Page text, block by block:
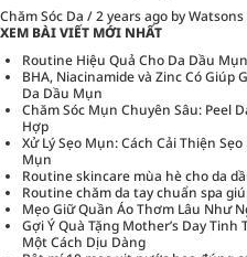
Chăm Sóc Da /2 years ago by
XEM BÀI VIẾT MỚI NHẤT
Routine Hiệu Quả Cho Da Dầu
BHA, Niacinamide và Zinc Có Giúp
Da Dầu Mụn
Chăm Sóc Mụn Chuyên Sâu: Peel
Hợp
Xử Lý Sẹo Mụn: Cách Cải Thiện
Mụn
Routine skincare mùa hè cho da
Routine chăm da tay chuẩn spa
Mẹo Giữ Quần Áo Thơm Lâu Như
Gợi Ý Quà Tặng Mother’s Day
Một Cách Dịu Dàng